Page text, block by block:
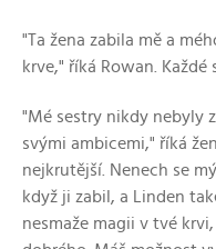
"Ta žena zabila mě a
krve," říká Rowan. Každé
"Mé sestry nikdy nebyly
svými ambicemi," říká
nejkrutější. Nenech se
když ji zabil, a Linden
nesmaže magii v tvé